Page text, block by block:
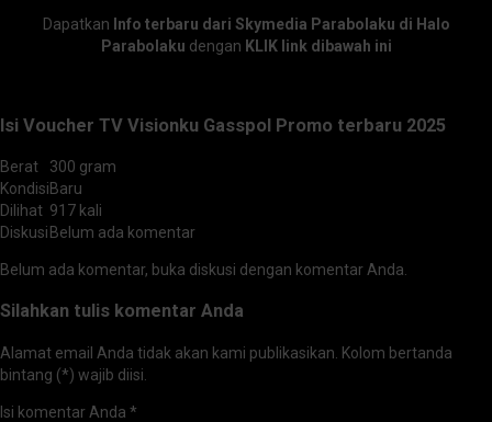
Dapatkan Info terbaru dari Skymedia Parabolaku di Halo
Parabolaku dengan KLIK link dibawah ini
Isi Voucher TV Visionku Gasspol Promo terbaru 2025
Berat
300 gram
KondisiBaru
Dilihat 917 kali
Diskusi Belum ada komentar
Belum ada komentar, buka diskusi dengan komentar Anda.
Silahkan tulis komentar Anda
Alamat email Anda tidak akan kami publikasikan. Kolom bertanda
bintang (*) wajib diisi.
Isi komentar Anda *